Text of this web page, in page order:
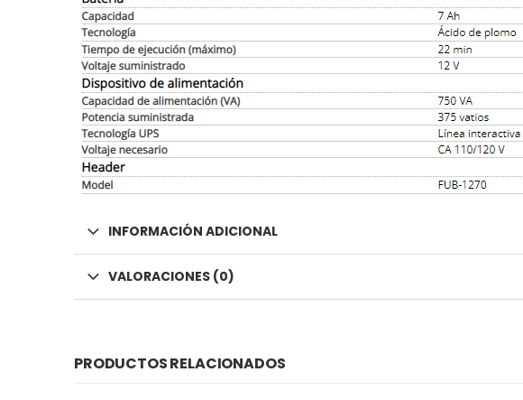
INFORMACIÓN ADICIONAL
VALORACIONES (0)
PRODUCTOS RELACIONADOS